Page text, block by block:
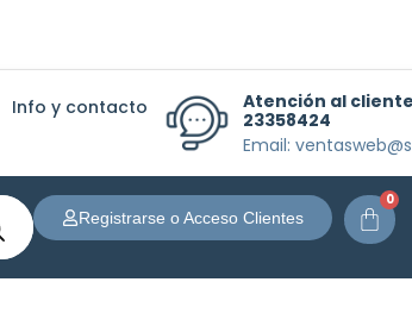
Info y contacto Atención al
23358424
Email:
Registrarse o Acceso Clientes
0